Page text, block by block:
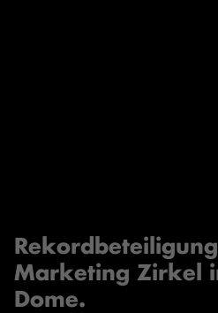
Marketing Zirkel
Dome.